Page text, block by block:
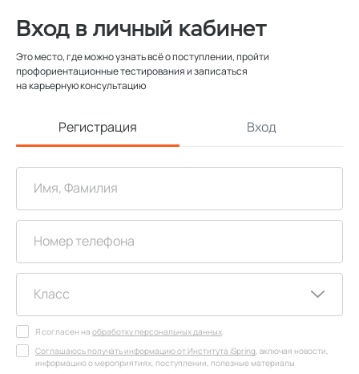
Вход в личный кабинет
Это место, где можно узнать всё о поступлении, пройти
профориентационные тестирования и записаться
на карьерную консультацию
Регистрация Вход
Я согласен на обработку персональных данных.
Соглашаюсь получать информацию от Института iSpring, включая новости,
информацию о мероприятиях, поступлении, полезные материалы